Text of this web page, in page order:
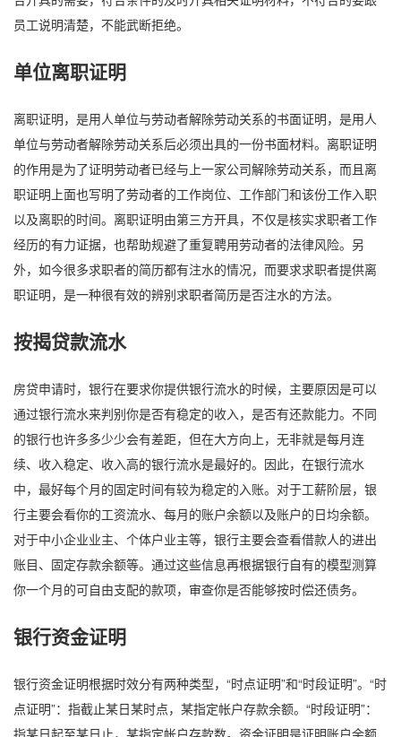
员工说明清楚，不能武断拒绝。
单位离职证明
离职证明，是用人单位与劳动者解除劳动关系的书面证明，是用人
单位与劳动者解除劳动关系后必须出具的一份书面材料。离职证明
的作用是为了证明劳动者已经与上一家公司解除劳动关系，而且离
职证明上面也写明了劳动者的工作岗位、工作部门和该份工作入职
以及离职的时间。离职证明由第三方开具，不仅是核实求职者工作
经历的有力证据，也帮助规避了重复聘用劳动者的法律风险。另
外，如今很多求职者的简历都有注水的情况，而要求求职者提供离
职证明，是一种很有效的辨别求职者简历是否注水的方法。
按揭贷款流水
房贷申请时，银行在要求你提供银行流水的时候，主要原因是可以
通过银行流水来判别你是否有稳定的收入，是否有还款能力。不同
的银行也许多多少少会有差距，但在大方向上，无非就是每月连
续、收入稳定、收入高的银行流水是最好的。因此，在银行流水
中，最好每个月的固定时间有较为稳定的入账。对于工薪阶层，银
行主要会看你的工资流水、每月的账户余额以及账户的日均余额。
对于中小企业业主、个体户业主等，银行主要会查看借款人的进出
账目、固定存款余额等。通过这些信息再根据银行自有的模型测算
你一个月的可自由支配的款项，审查你是否能够按时偿还债务。
银行资金证明
银行资金证明根据时效分有两种类型，“时点证明”和“时段证明”。“时
点证明”：指截止某日某时点，某指定帐户存款余额。“时段证明”：
指某日起至某日止，某指定帐户存款数。资金证明是证明账户余额